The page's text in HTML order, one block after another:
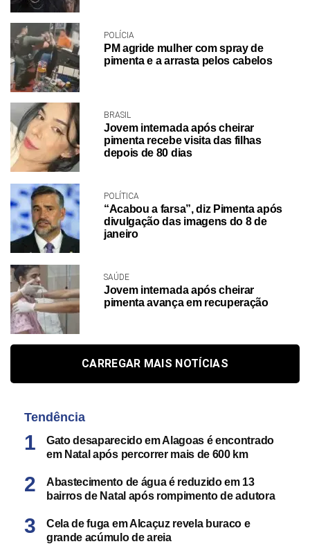
POLÍCIA
PM agride mulher com spray de
pimenta e a arrasta pelos cabelos
BRASIL
Jovem internada após cheirar
pimenta recebe visita das filhas
depois de 80 dias
POLÍTICA
“Acabou a farsa”, diz Pimenta após
divulgação das imagens do 8 de
janeiro
SAÚDE
Jovem internada após cheirar
pimenta avança em recuperação
CARREGAR MAIS NOTÍCIAS
Tendência
Gato desaparecido em Alagoas é encontrado
em Natal após percorrer mais de 600 km
Abastecimento de água é reduzido em 13
bairros de Natal após rompimento de adutora
Cela de fuga em Alcaçuz revela buraco e
grande acúmulo de areia